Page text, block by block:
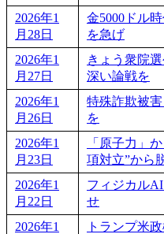
2026年1
月28日
金5000ドル
を急げ
2026年1
月27日
きょう衆院
深い論戦を
2026年1
月26日
特殊詐欺被
を
2026年1
月23日
「原子力」
項対立”から
2026年1
月22日
フィジカル
せ
2026年1
トランプ米